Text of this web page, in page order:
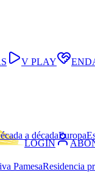
LOGIN
V PLAY
a décadaEuropa
PamesaResidencia